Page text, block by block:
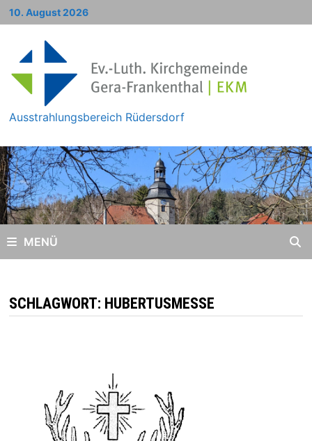
Zum
Inhalt
10. August 2026
Ausstrahlungsbereich Rüdersdorf
MENÜ
SCHLAGWORT: HUBERTUSMESSE